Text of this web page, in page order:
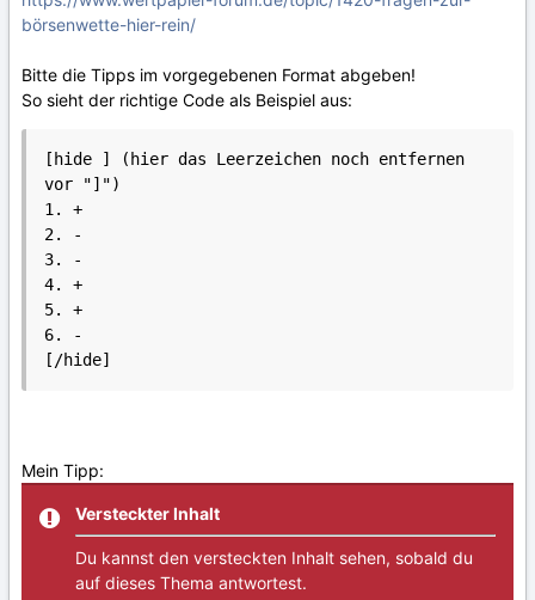
börsenwette-hier-rein/
Bitte die Tipps im vorgegebenen Format abgeben!
So sieht der richtige Code als Beispiel aus:
[hide ] (hier das Leerzeichen noch entfernen
vor "]")
1. +
2. -
3. -
4. +
5. +
6. -
Mein Tipp:
Versteckter Inhalt
Du kannst den versteckten Inhalt sehen, sobald du
auf dieses Thema antwortest.